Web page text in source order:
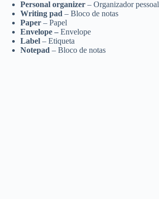
Personal organizer – Organizador pessoal
Writing pad – Bloco de notas
Paper – Papel
Envelope – Envelope
Label – Etiqueta
Notepad – Bloco de notas